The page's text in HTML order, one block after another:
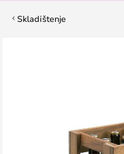
Skladištenje